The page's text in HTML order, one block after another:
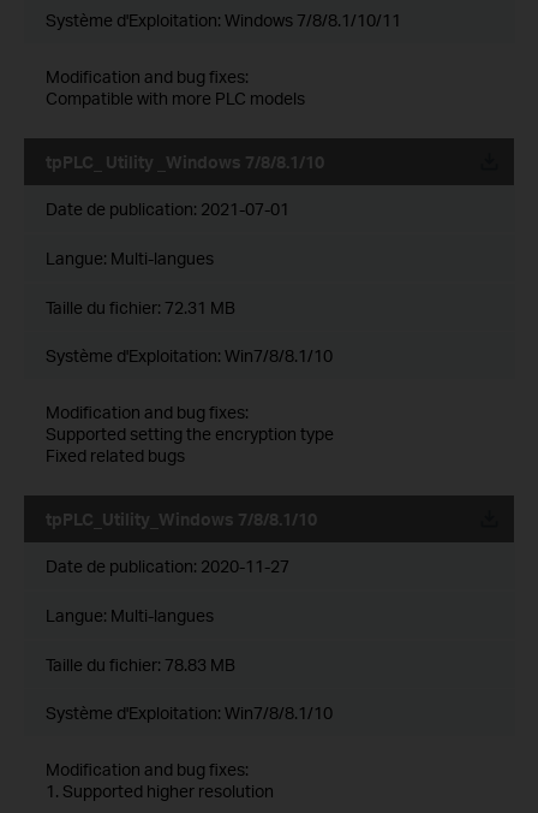
Système d'Exploitation: Windows 7/8/8.1/10/11
Modification and bug fixes:
Compatible with more PLC models
tpPLC_ Utility _Windows 7/8/8.1/10
Date de publication: 2021-07-01
Langue: Multi-langues
Taille du fichier: 72.31 MB
Système d'Exploitation: Win7/8/8.1/10
Modification and bug fixes:
Supported setting the encryption type
Fixed related bugs
tpPLC_Utility_Windows 7/8/8.1/10
Date de publication: 2020-11-27
Langue: Multi-langues
Taille du fichier: 78.83 MB
Système d'Exploitation: Win7/8/8.1/10
Modification and bug fixes:
1. Supported higher resolution